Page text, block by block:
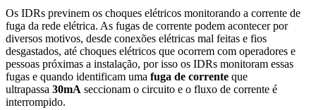
Os IDRs previnem os choques elétricos monitorando a corrente de
fuga da rede elétrica. As fugas de corrente podem acontecer por
diversos motivos, desde conexões elétricas mal feitas e fios
desgastados, até choques elétricos que ocorrem com operadores e
pessoas próximas a instalação, por isso os IDRs monitoram essas
fugas e quando identificam uma fuga de corrente que
ultrapassa 30mA seccionam o circuito e o fluxo de corrente é
interrompido.